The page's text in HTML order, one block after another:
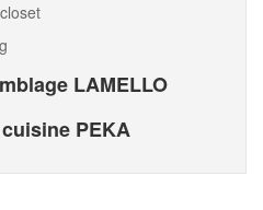
LAMELLO
PEKA